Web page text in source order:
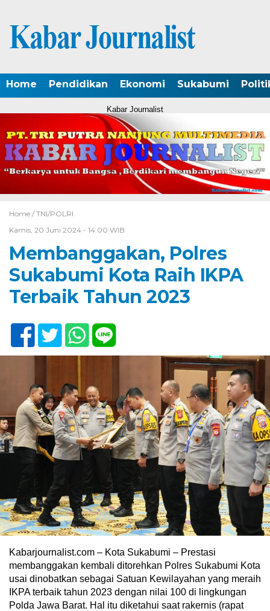
Home Pendidikan Ekonomi Sukabumi
Kabar Journalist
Home / TNI/POLRI
Kamis, 20 Juni 2024 - 14:00 WIB
Membanggakan, Polres
Sukabumi Kota Raih IKPA
Terbaik Tahun 2023
Kabarjournalist.com – Kota Sukabumi – Prestasi
membanggakan kembali ditorehkan Polres Sukabumi Kota
usai dinobatkan sebagai Satuan Kewilayahan yang meraih
IKPA terbaik tahun 2023 dengan nilai 100 di lingkungan
Polda Jawa Barat. Hal itu diketahui saat rakernis (rapat